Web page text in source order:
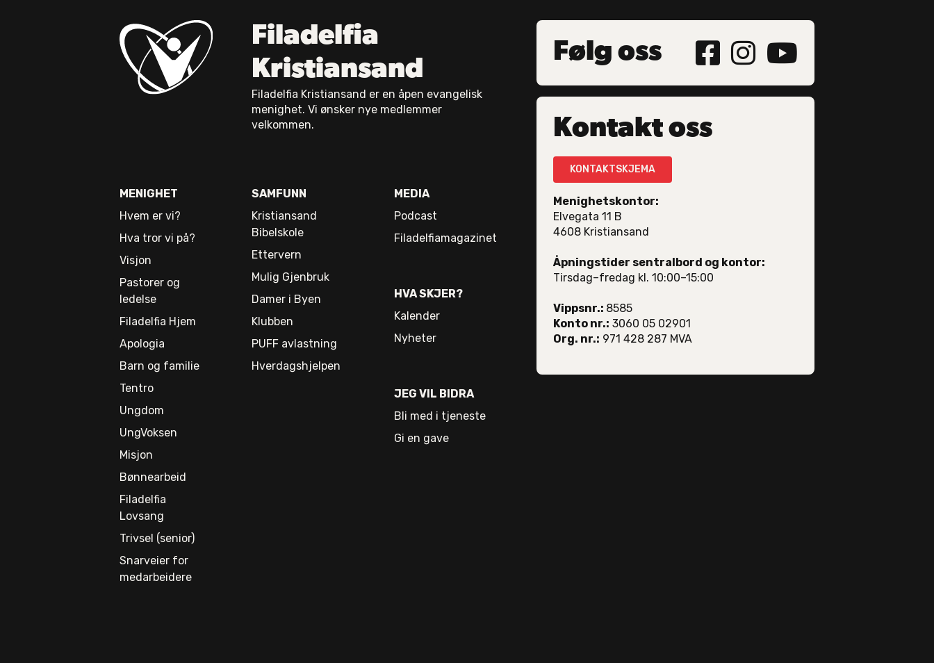
Filadelfia
Kristiansand
Filadelfia Kristiansand er en åpen evangelisk
menighet. Vi ønsker nye medlemmer
velkommen.
Følg oss   
Kontakt oss
KONTAKTSKJEMA
Menighetskontor:
Elvegata 11 B
4608 Kristiansand
Åpningstider sentralbord og kontor:
Tirsdag–fredag kl. 10:00–15:00
Vippsnr.: 8585
Konto nr.: 3060 05 02901
Org. nr.: 971 428 287 MVA
MENIGHET
Hvem er vi?
Hva tror vi på?
Visjon
Pastorer og
ledelse
Filadelfia Hjem
Apologia
Barn og familie
Tentro
Ungdom
UngVoksen
Misjon
Bønnearbeid
Filadelfia
Lovsang
Trivsel (senior)
Snarveier for
medarbeidere
SAMFUNN
Kristiansand
Bibelskole
Ettervern
Mulig Gjenbruk
Damer i Byen
Klubben
PUFF avlastning
Hverdagshjelpen
MEDIA
Podcast
Filadelfiamagazinet
HVA SKJER?
Kalender
Nyheter
JEG VIL BIDRA
Bli med i tjeneste
Gi en gave